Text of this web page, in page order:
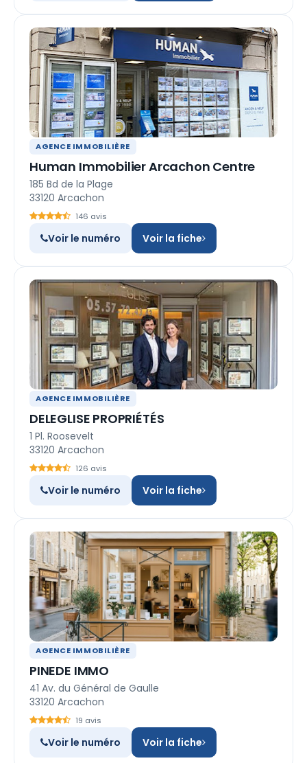
AGENCE IMMOBILIÈRE
Human Immobilier Arcachon Centre
185 Bd de la Plage
33120 Arcachon
146 avis
Voir le numéro Voir la fiche
AGENCE IMMOBILIÈRE
DELEGLISE PROPRIÉTÉS
1 Pl. Roosevelt
33120 Arcachon
126 avis
Voir le numéro Voir la fiche
AGENCE IMMOBILIÈRE
PINEDE IMMO
41 Av. du Général de Gaulle
33120 Arcachon
19 avis
Voir le numéro Voir la fiche